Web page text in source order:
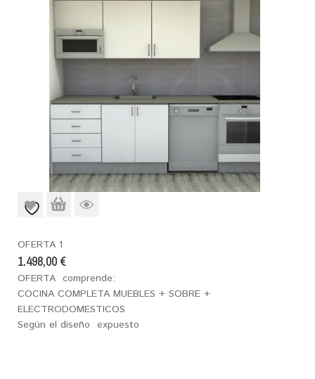
OFERTA 1
1.498,00 €
OFERTA comprende:
COCINA COMPLETA MUEBLES + SOBRE +
ELECTRODOMESTICOS
Según el diseño expuesto